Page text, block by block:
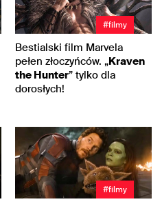
#filmy
Bestialski film Marvela
pełen złoczyńców. „Kraven
the Hunter” tylko dla
dorosłych!
#filmy